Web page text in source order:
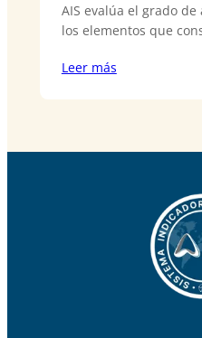
AIS evalúa el grado
los elementos que
Leer más